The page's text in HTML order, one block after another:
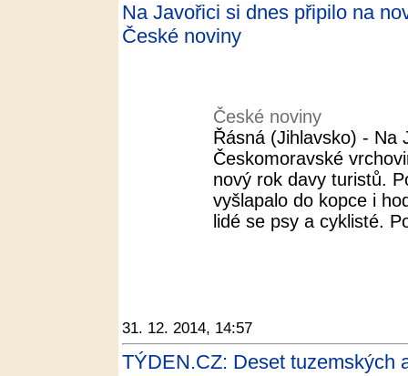
Na Javořici si dnes připilo na
České noviny
České noviny
Řásná (Jihlavsko) - Na
Českomoravské
nový rok davy turistů.
vyšlapalo do kopce i
lidé se psy a cyklisté.
31. 12. 2014, 14:57
TÝDEN.CZ: Deset tuzemských